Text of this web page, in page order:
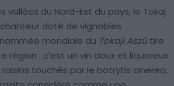
vallées du Nord-Est du pays, le Tokaj
doté de vignobles
mondiale du Tokaji Aszú tire
région : c’est un vin doux et liquoreux
touchés par le botrytis cinerea,